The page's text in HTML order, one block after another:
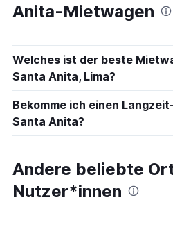
Anita-Mietwagen
Welches ist der beste
Santa Anita, Lima?
Bekomme ich einen
Santa Anita?
Andere beliebte
Nutzer*innen